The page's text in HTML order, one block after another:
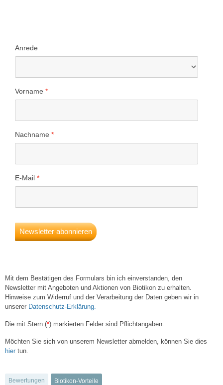
Anrede
Vorname
Nachname
E-Mail
Newsletter abonnieren
Mit dem Bestätigen des Formulars bin ich einverstanden, den
Newsletter mit Angeboten und Aktionen von Biotikon zu erhalten.
Hinweise zum Widerruf und der Verarbeitung der Daten geben wir in
unserer Datenschutz-Erklärung.
Die mit Stern (*) markierten Felder sind Pflichtangaben.
Möchten Sie sich von unserem Newsletter abmelden, können Sie dies
hiertun.
Bewertungen Biotikon-Vorteile